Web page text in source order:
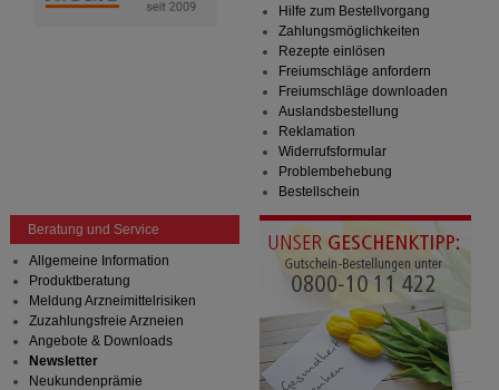
Hilfe zum Bestellvorgang
Zahlungsmöglichkeiten
Rezepte einlösen
Freiumschläge anfordern
Freiumschläge downloaden
Auslandsbestellung
Reklamation
Widerrufsformular
Problembehebung
Bestellschein
Beratung und Service
Allgemeine Information
Produktberatung
Meldung Arzneimittelrisiken
Zuzahlungsfreie Arzneien
Angebote & Downloads
Newsletter
Neukundenprämie